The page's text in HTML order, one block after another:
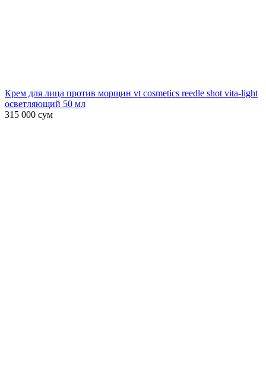
Крем для лица против морщин vt cosmetics reedle shot vita-light
осветляющий 50 мл
315 000 сум